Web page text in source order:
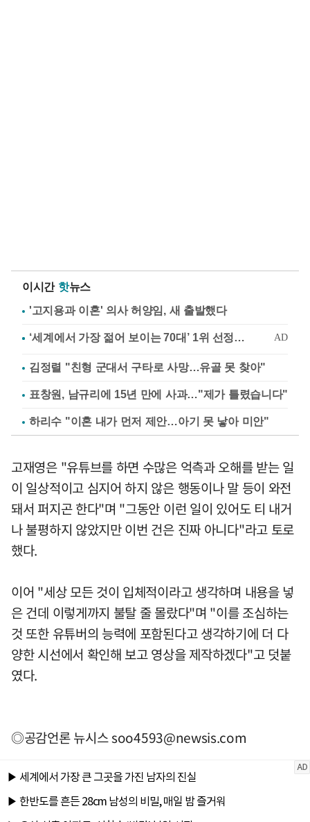
이시간 핫뉴스
'고지용과 이혼' 의사 허양임, 새 출발했다
김정렬 "친형 군대서 구타로 사망…유골 못 찾아"
표창원, 남규리에 15년 만에 사과…"제가 틀렸습니다"
하리수 "이혼 내가 먼저 제안…아기 못 낳아 미안"
고재영은 "유튜브를 하면 수많은 억측과 오해를 받는 일
이 일상적이고 심지어 하지 않은 행동이나 말 등이 와전
돼서 퍼지곤 한다"며 "그동안 이런 일이 있어도 티 내거
나 불평하지 않았지만 이번 건은 진짜 아니다"라고 토로
했다.
이어 "세상 모든 것이 입체적이라고 생각하며 내용을 넣
은 건데 이렇게까지 불탈 줄 몰랐다"며 "이를 조심하는
것 또한 유튜버의 능력에 포함된다고 생각하기에 더 다
양한 시선에서 확인해 보고 영상을 제작하겠다"고 덧붙
였다.
◎공감언론 뉴시스soo4593@newsis.com